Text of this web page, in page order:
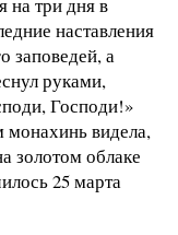
на три дня в
наставления
заповедей, а
руками,
Господи!»
монахинь видела,
золотом облаке
25 марта